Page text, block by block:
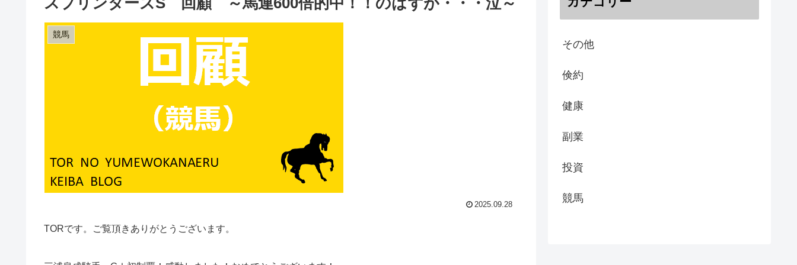
競馬
2025.09.28
TORです。ご覧頂きありがとうございます。
その他
倹約
健康
副業
投資
競馬